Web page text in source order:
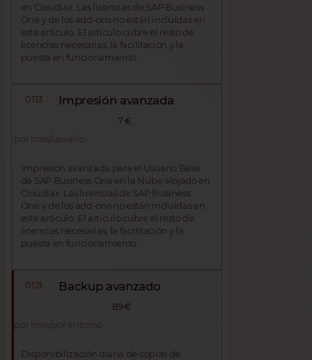
en Cloudiax. Las licencias de SAP Business
One y de los add-ons no están incluidas en
este artículo. El artículo cubre el resto de
licencias necesarias, la facilitación y la
puesta en funcionamiento.
0113 Impresión avanzada
7 €
por mes/usuario
Impresión avanzada para el Usuario Base
de SAP Business One en la Nube alojado en
Cloudiax. Las licencias de SAP Business
One y de los add-ons no están incluidas en
este artículo. El artículo cubre el resto de
licencias necesarias, la facilitación y la
puesta en funcionamiento.
0121 Backup avanzado
89 €
Disponibilización diaria de copias de